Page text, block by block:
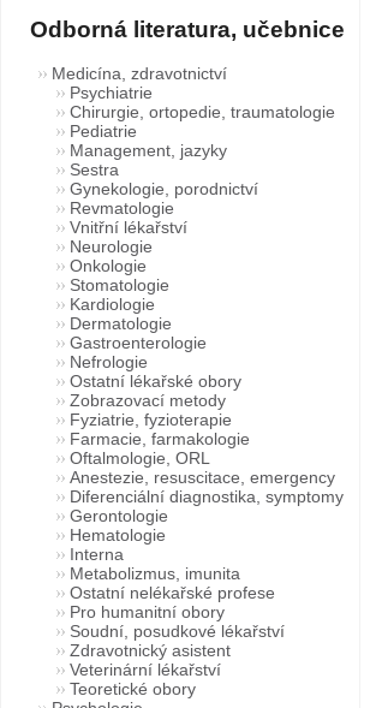
Odborná literatura, učebnice
Medicína, zdravotnictví
Psychiatrie
Chirurgie, ortopedie, traumatologie
Pediatrie
Management, jazyky
Sestra
Gynekologie, porodnictví
Revmatologie
Vnitřní lékařství
Neurologie
Onkologie
Stomatologie
Kardiologie
Dermatologie
Gastroenterologie
Nefrologie
Ostatní lékařské obory
Zobrazovací metody
Fyziatrie, fyzioterapie
Farmacie, farmakologie
Oftalmologie, ORL
Anestezie, resuscitace, emergency
Diferenciální diagnostika, symptomy
Gerontologie
Hematologie
Interna
Metabolizmus, imunita
Ostatní nelékařské profese
Pro humanitní obory
Soudní, posudkové lékařství
Zdravotnický asistent
Veterinární lékařství
Teoretické obory